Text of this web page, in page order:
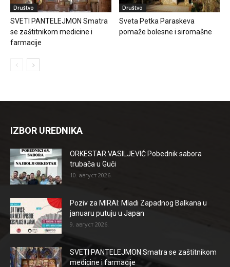
Društvo
SVETI PANTELEJMON Smatra
se zaštitnikom medicine i
farmacije
Društvo
Sveta Petka Paraskeva
pomaže bolesne i siromašne
IZBOR UREDNIKA
ORKESTAR VASILJEVIĆ Pobednik sabora
trubača u Guči
10. август 2026.
Poziv za MIRAI: Mladi Zapadnog Balkana u
januaru putuju u Japan
9. август 2026.
SVETI PANTELEJMON Smatra se zaštitnikom
medicine i farmacije